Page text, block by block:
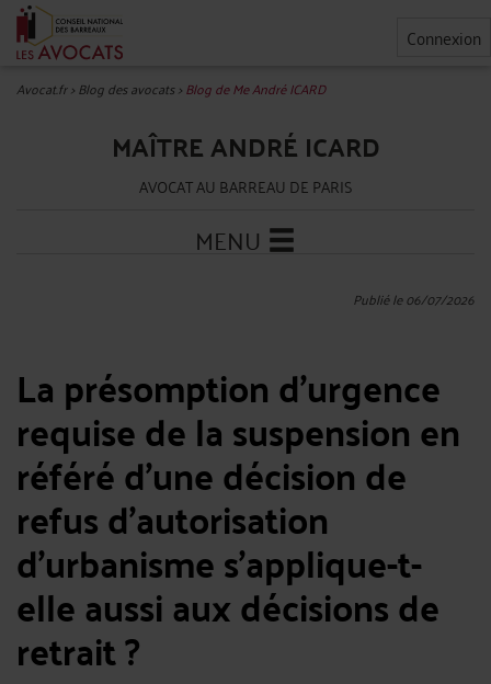
Connexion
Avocat.fr>Blog des avocats>Blog de Me André ICARD
MAÎTRE ANDRÉ ICARD
AVOCAT AU BARREAU DE PARIS
MENU
Publié le 06/07/2026
La présomption d’urgence
requise de la suspension en
référé d’une décision de
refus d'autorisation
d'urbanisme s’applique-t-
elle aussi aux décisions de
retrait ?